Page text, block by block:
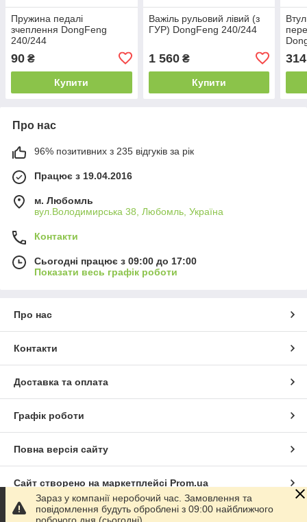
Пружина педалі
зчеплення DongFeng
240/244
90 ₴
Купити
Важіль рульовий лівий (з
ГУР) DongFeng 240/244
1 560₴
Купити
314
Про нас
96% позитивних з 235 відгуків за рік
Працює з 19.04.2016
м. Любомль
вул.Володимирська 38, Любомль, Україна
Контакти
Сьогодні працює з 09:00 до 17:00
Показати весь графік роботи
Про нас
Контакти
Доставка та оплата
Графік роботи
Повна версія сайту
Сайт створено на маркетплейсі Prom.ua
Політика конфіденційності
Зараз у компанії неробочий час. Замовлення та
повідомлення будуть оброблені з 09:00 найближчого